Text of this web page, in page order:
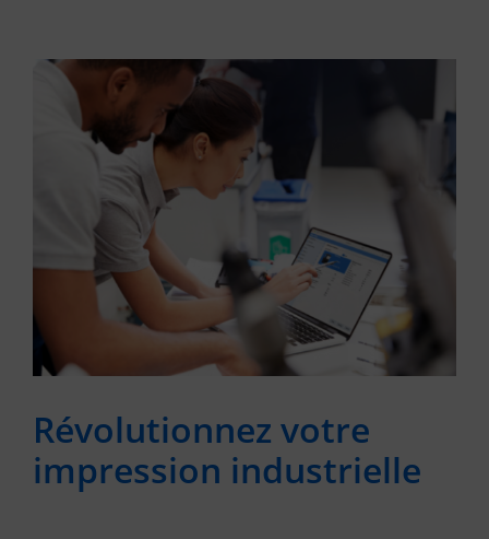
Révolutionnez votre
impression industrielle